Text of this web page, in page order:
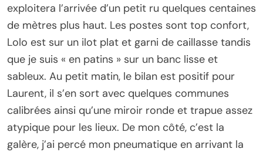
exploitera l’arrivée d’un petit ru quelques centaines
de mètres plus haut. Les postes sont top confort,
Lolo est sur un ilot plat et garni de caillasse tandis
que je suis « en patins » sur un banc lisse et
sableux. Au petit matin, le bilan est positif pour
Laurent, il s’en sort avec quelques communes
calibrées ainsi qu’une miroir ronde et trapue assez
atypique pour les lieux. De mon côté, c’est la
galère, j’ai percé mon pneumatique en arrivant la